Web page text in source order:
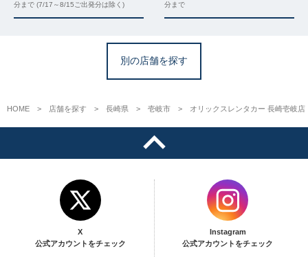
分まで (7/17～8/15ご出発分は除く)
分まで
別の店舗を探す
HOME 店舗を探す 長崎県 壱岐市 オリックスレンタカー 長崎壱岐店
X
公式アカウントをチェック
Instagram
公式アカウントをチェック